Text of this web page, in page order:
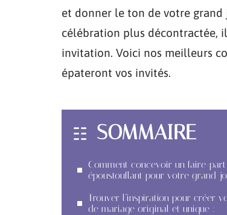
et donner le ton de votre grand
célébration plus décontractée,
invitation. Voici nos meilleurs
épateront vos invités.
SOMMAIRE
Comment concevoir un faire-
époustouflant pour votre grand
Trouver l’inspiration pour créer
de mariage original et unique :